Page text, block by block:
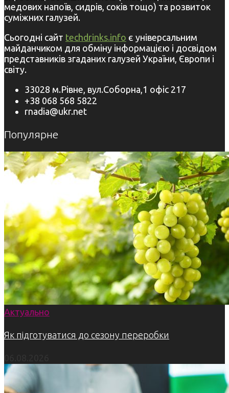
медових напоїв, сидрів, соків тощо) та розвиток
суміжних галузей.
Сьогодні сайт techdrinks.info є універсальним
майданчиком для обміну інформацією і досвідом
представників згаданих галузей України, Європи і
світу.
33028 м.Рівне, вул.Соборна,1 офіс 217
+38 068 568 5822
rnadia@ukr.net
Популярне
Актуально
Як підготуватися до сезону переробки